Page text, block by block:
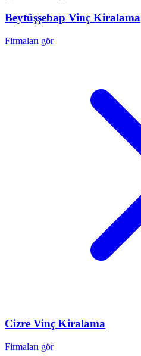
Beytüşşebap Vinç Kiralama
Firmaları gör
Cizre Vinç Kiralama
Firmaları gör